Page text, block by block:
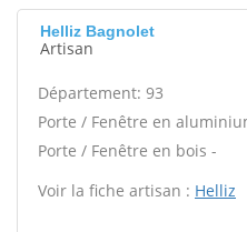
Helliz Bagnolet
Artisan
Département: 93
Porte / Fenêtre en
Porte / Fenêtre en bois -
Voir la fiche artisan : Helliz